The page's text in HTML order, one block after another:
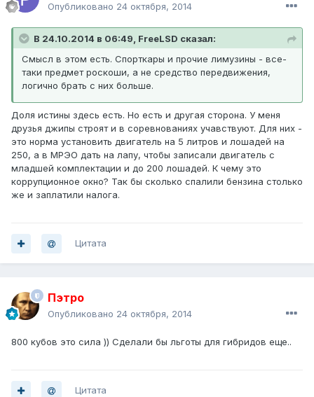
Опубликовано 24 октября, 2014
В 24.10.2014 в 06:49, FreeLSD сказал:
Смысл в этом есть. Спорткары и прочие лимузины - все-
таки предмет роскоши, а не средство передвижения,
логично брать с них больше.
Доля истины здесь есть. Но есть и другая сторона. У меня
друзья джипы строят и в соревнованиях учавствуют. Для них -
это норма установить двигатель на 5 литров и лошадей на
250, а в МРЭО дать на лапу, чтобы записали двигатель с
младшей комплектации и до 200 лошадей. К чему это
коррупционное окно? Так бы сколько спалили бензина столько
же и заплатили налога.
Цитата
Пэтро
Опубликовано 24 октября, 2014
800 кубов это сила )) Сделали бы льготы для гибридов еще..
Цитата